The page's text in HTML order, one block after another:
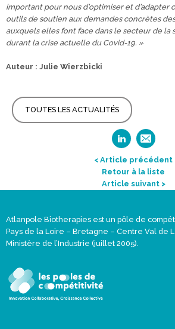
important pour nous d’optimiser et
outils de soutien aux demandes concrètes
auxquels elles font face dans le secteur de la
durant la crise actuelle du Covid-19. »
Auteur : Julie Wierzbicki
TOUTES LES ACTUALITÉS
< Article précédent
Retour à la liste
Article suivant >
Atlanpole Biotherapies est un pôle de
Pays de la Loire – Bretagne – Centre Val de
Ministère de l’Industrie (juillet 2005).